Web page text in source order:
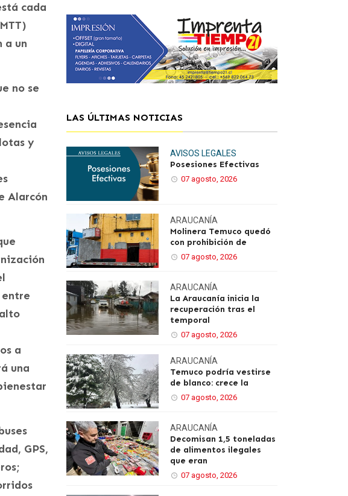
cada
a un
no se
y
Alarcón
entre
a
una
GPS,
LAS ÚLTIMAS NOTICIAS
AVISOS LEGALES
Posesiones Efectivas
07 agosto, 2026
ARAUCANÍA
Molinera Temuco quedó
con prohibición de
07 agosto, 2026
ARAUCANÍA
La Araucanía inicia la
recuperación tras el
temporal
07 agosto, 2026
ARAUCANÍA
Temuco podría vestirse
de blanco: crece la
07 agosto, 2026
ARAUCANÍA
Decomisan 1,5 toneladas
de alimentos ilegales
que eran
07 agosto, 2026